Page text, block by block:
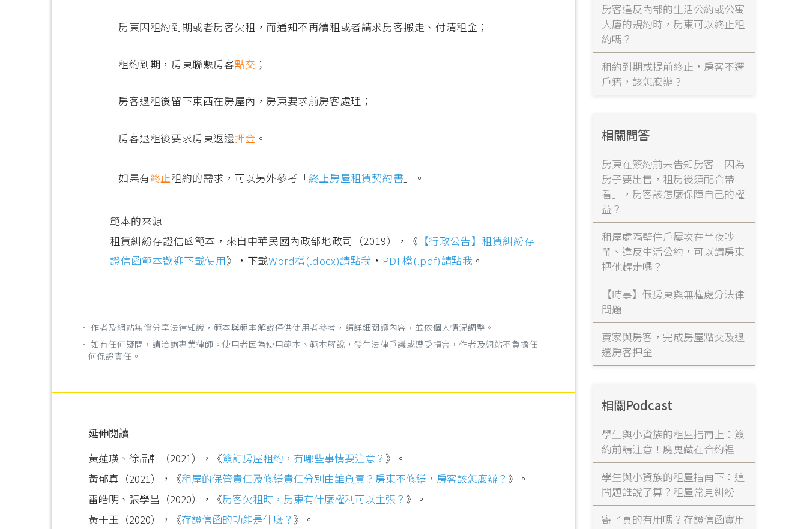
房東因租約到期或者房客欠租，而通知不再續租或者請求房客搬走、付清租金；
租約到期，房東聯繫房客點交 ；
房客退租後留下東西在房屋內，房東要求前房客處理；
房客退租後要求房東返還押金 。
如果有終止租約的需求，可以另外參考「終止房屋租賃契約書 」。
範本的來源
租賃糾紛存證信函範本，來自中華民國內政部地政司（2019），《 【行政公告】租賃糾紛存
證信函範本歡迎下載使用》，下載Word檔(.docx)請點我 ， PDF檔(.pdf)請點我 。
． 作者及網站無償分享法律知識，範本與範本解說僅供使用者參考，請詳細閱讀內容，並依個人情況調整。
． 如有任何疑問，請洽詢專業律師。使用者因為使用範本、範本解說，發生法律爭議或遭受損害，作者及網站不負擔任
何保證責任。
延伸閱讀
黃蓮瑛、徐品軒（2021），《簽訂房屋租約，有哪些事情要注意？ 》。
黃郁真（2021），《租屋的保管責任及修繕責任分別由誰負責？房東不修繕，房客該怎麼辦？ 》。
雷皓明、張學昌（2020），《房客欠租時，房東有什麼權利可以主張？ 》。
黃于玉（2020），《存證信函的功能是什麼？ 》。
房客違反內部的生活公約或公寓
大廈的規約時，房東可以終止租
約嗎？
租約到期或提前終止，房客不遷
戶籍，該怎麼辦？
相關問答
房東在簽約前未告知房客「因為
房子要出售，租房後須配合帶
看」，房客該怎麼保障自己的權
益？
租屋處隔壁住戶屢次在半夜吵
鬧、違反生活公約，可以請房東
把他趕走嗎？
【時事】假房東與無權處分法律
問題
賣家與房客，完成房屋點交及退
還房客押金
相關Podcast
學生與小資族的租屋指南上：簽
約前請注意！魔鬼藏在合約裡
學生與小資族的租屋指南下：這
問題誰說了算？租屋常見糾紛
寄了真的有用嗎？存證信函實用